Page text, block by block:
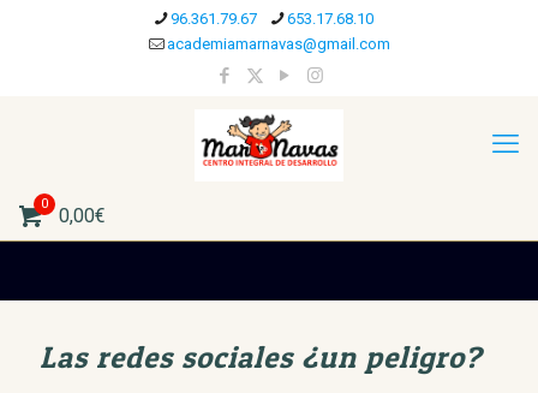
96.361.79.67
653.17.68.10
academiamarnavas@gmail.com
0
0,00€
Las redes sociales ¿un peligro?